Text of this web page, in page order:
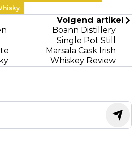
Volgend artikel
Boann Distillery
Single Pot Still
Marsala Cask Irish
Whiskey Review